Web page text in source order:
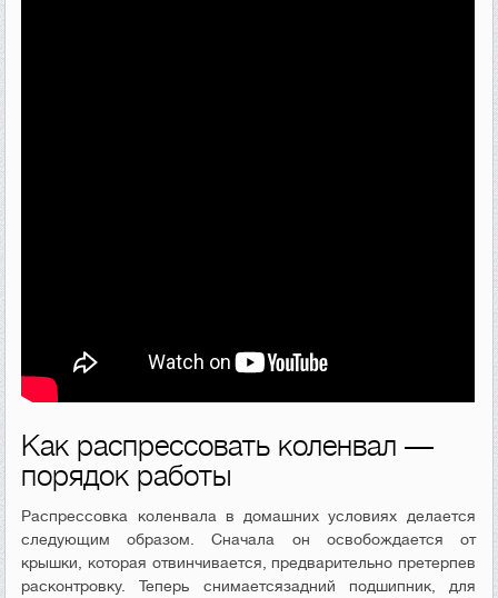
Как распрессовать коленвал —
порядок работы
Распрессовка коленвала в домашних условиях делается
следующим образом. Сначала он освобождается от
крышки, которая отвинчивается, предварительно претерпев
расконтровку. Теперь снимаетсязадний подшипник, для